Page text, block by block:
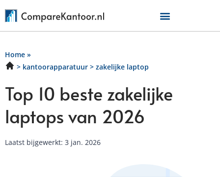
Home »
kantoorapparatuur
zakelijke laptop
Top 10 beste zakelijke
laptops van 2026
Laatst bijgewerkt: 3 jan. 2026